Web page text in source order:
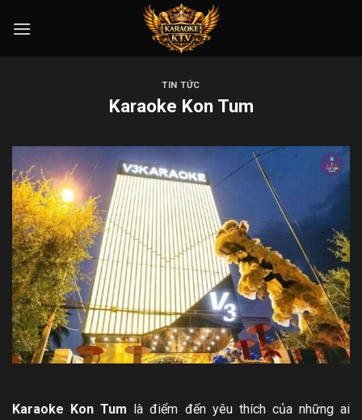
TIN TỨC
Karaoke Kon Tum
Karaoke Kon Tum là điểm đến yêu thích của những ai